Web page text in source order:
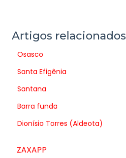
Artigos relacionados
Osasco
Santa Efigênia
Santana
Barra funda
Dionísio Torres (Aldeota)
ZAXAPP